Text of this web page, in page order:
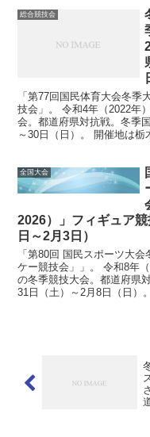
総合競技会
「第77回国民体育大会冬
技会」。 令和4年（2022年
会。都道府県対抗戦。冬季
～30日（日）。 開催地は栃
全国大会
2026）」フィギュア
日～2月3日）
「第80回 国民スポーツ大
ケー競技会」」。 令和8年
の冬季競技大会。都道府県
31日（土）～2月8日（日）